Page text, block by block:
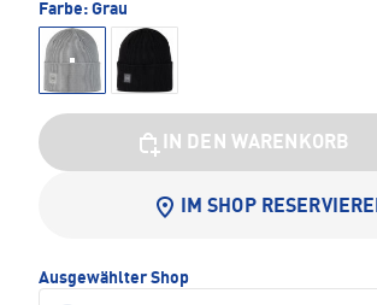
Farbe: Grau
IN DEN WARENKORB
IM SHOP
Ausgewählter Shop